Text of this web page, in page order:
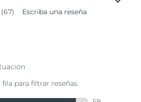
(67) Escriba una reseña